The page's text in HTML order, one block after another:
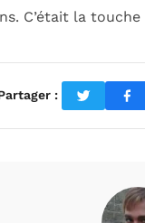
C’était la
: